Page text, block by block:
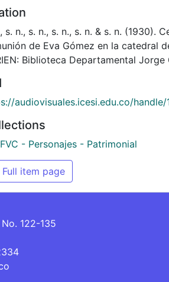
s. n., s. n., s. n., s. n. & s. n. (1930).
de Eva Gómez en la catedral
Biblioteca Departamental Jorge
audiovisuales.icesi.edu.co/
- Personajes - Patrimonial
Full item page
122-135